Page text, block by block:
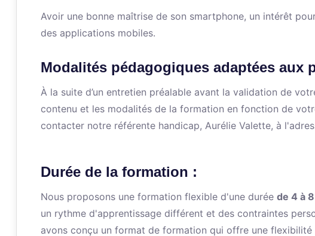
Avoir une bonne maîtrise de son smartphone, un intérêt
des applications mobiles.
Modalités pédagogiques adaptées aux
À la suite d’un entretien préalable avant la validation de
contenu et les modalités de la formation en fonction de
contacter notre référente handicap, Aurélie Valette, à
Durée de la formation :
Nous proposons une formation flexible d'une durée de 4 à
un rythme d'apprentissage différent et des contraintes
avons conçu un format de formation qui offre une flexibilité